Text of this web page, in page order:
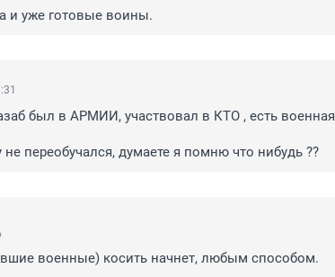
и уже готовые воины.
был в АРМИИ, участвовал в КТО , есть военная
не переобучался, думаете я помню что нибудь ??
военные) косить начнет, любым способом.